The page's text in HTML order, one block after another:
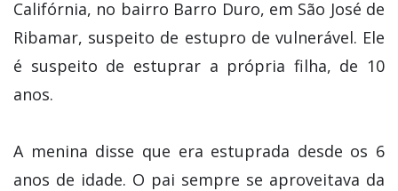
Califórnia, no bairro Barro Duro, em São José de
Ribamar, suspeito de estupro de vulnerável. Ele
é suspeito de estuprar a própria filha, de 10
anos.
A menina disse que era estuprada desde os 6
anos de idade. O pai sempre se aproveitava da